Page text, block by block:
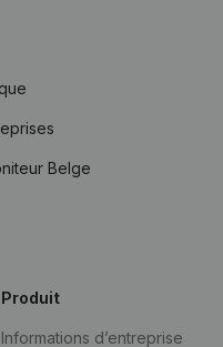
Belge
Produit
Informations d’entreprise